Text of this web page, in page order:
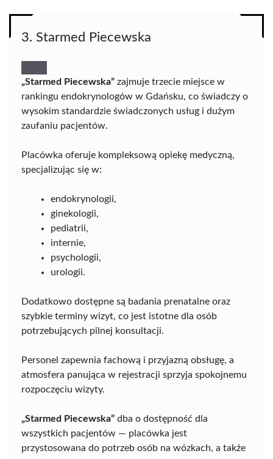
3. Starmed Piecewska
„Starmed Piecewska” zajmuje trzecie miejsce w
rankingu endokrynologów w Gdańsku, co świadczy o
wysokim standardzie świadczonych usług i dużym
zaufaniu pacjentów.
Placówka oferuje kompleksową opiekę medyczną,
specjalizując się w:
endokrynologii,
ginekologii,
pediatrii,
internie,
psychologii,
urologii.
Dodatkowo dostępne są badania prenatalne oraz
szybkie terminy wizyt, co jest istotne dla osób
potrzebujących pilnej konsultacji.
Personel zapewnia fachową i przyjazną obsługę, a
atmosfera panująca w rejestracji sprzyja spokojnemu
rozpoczęciu wizyty.
„Starmed Piecewska” dba o dostępność dla
wszystkich pacjentów — placówka jest
przystosowana do potrzeb osób na wózkach, a także